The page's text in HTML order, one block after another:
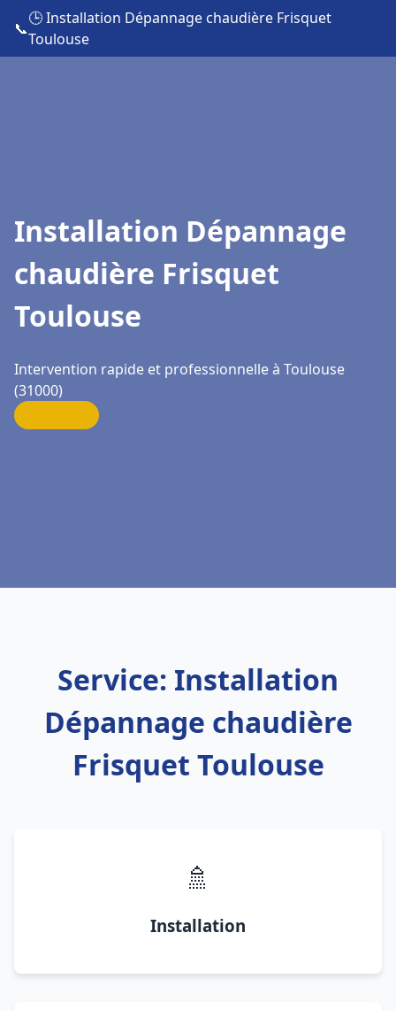
📞
🕒 Installation Dépannage chaudière Frisquet
Toulouse
Installation Dépannage
chaudière Frisquet
Toulouse
Intervention rapide et professionnelle à Toulouse
(31000)
Service: Installation
Dépannage chaudière
Frisquet Toulouse
🚿
Installation